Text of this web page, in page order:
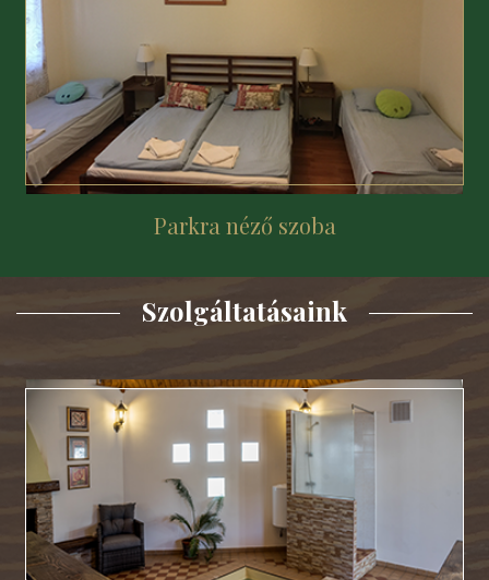
Parkra néző szoba
Szolgáltatásaink
Szolgáltatásaink